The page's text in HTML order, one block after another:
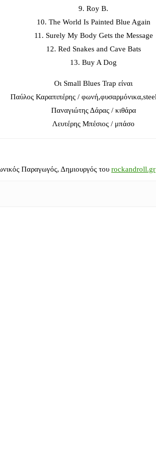
9. Roy B.
10. The World Is Painted Blue Again
11. Surely My Body Gets the Message
12. Red Snakes and Cave Bats
13. Buy A Dog
Οι Small Blues Trap είναι
Παύλος Καραπιπέρης /
Παναγιώτης Δάρας / κιθάρα
Λευτέρης Μπέσιος / μπάσο
Παραγωγός, Δημιουργός του rockandroll.gr